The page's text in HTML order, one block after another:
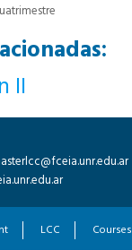
II
LCC Courses